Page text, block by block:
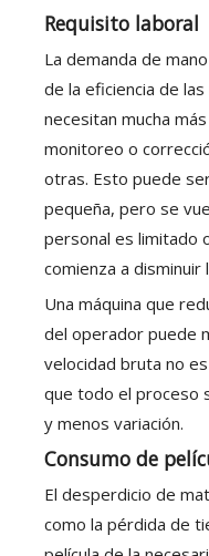
Requisito laboral
La demanda de
de la eficiencia de las
necesitan mucha
monitoreo o
otras. Esto puede
pequeña, pero se
personal es limitado
comienza a disminuir
Una máquina que
del operador puede
velocidad bruta no
que todo el proceso
y menos variación.
Consumo de
El desperdicio de
como la pérdida de